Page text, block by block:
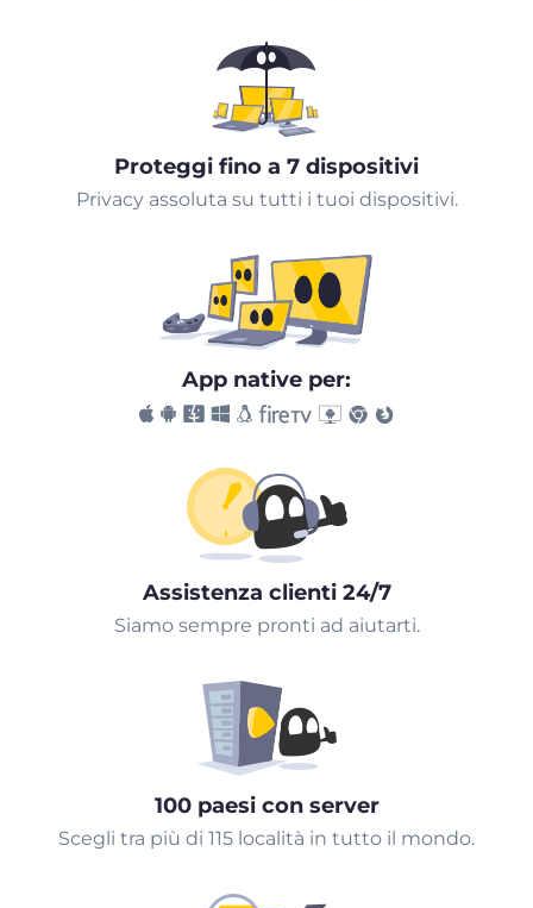
Proteggi fino a 7 dispositivi
Privacy assoluta su tutti i tuoi dispositivi.
App native per:
Assistenza clienti 24/7
Siamo sempre pronti ad aiutarti.
100 paesi con server
Scegli tra più di 115 località in tutto il mondo.